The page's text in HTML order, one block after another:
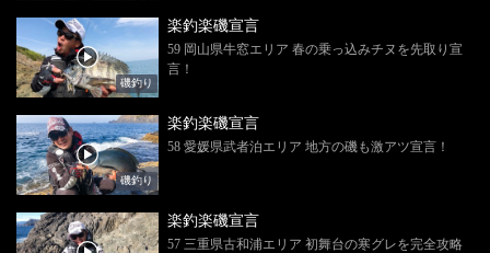
磯釣り
楽釣楽磯宣言
59 岡山県牛窓エリア 春の乗っ込みチヌを先取り宣
言！
磯釣り
楽釣楽磯宣言
58 愛媛県武者泊エリア 地方の磯も激アツ宣言！
楽釣楽磯宣言
57 三重県古和浦エリア 初舞台の寒グレを完全攻略